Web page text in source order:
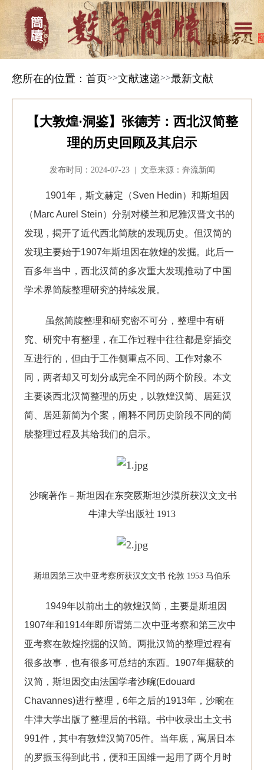
您所在的位置： 首页>>文献速递>>最新文献
【大敦煌·洞鉴】张德芳：西北汉简整
理的历史回顾及其启示
发布时间：2024-07-23 | 文章来源：奔流新闻
1901年，斯文赫定（Sven Hedin）和斯坦因
（Marc Aurel Stein）分别对楼兰和尼雅汉晋文书的
发现，揭开了近代西北简牍的发现历史。但汉简的
发现主要始于1907年斯坦因在敦煌的发掘。此后一
百多年当中，西北汉简的多次重大发现推动了中国
学术界简牍整理研究的持续发展。
虽然简牍整理和研究密不可分，整理中有研
究、研究中有整理，在工作过程中往往都是穿插交
互进行的，但由于工作侧重点不同、工作对象不
同，两者却又可划分成完全不同的两个阶段。本文
主要谈西北汉简整理的历史，以敦煌汉简、居延汉
简、居延新简为个案，阐释不同历史阶段不同的简
牍整理过程及其给我们的启示。
沙畹著作－斯坦因在东突厥斯坦沙漠所获汉文文书
牛津大学出版社 1913
斯坦因第三次中亚考察所获汉文文书 伦敦 1953 马伯乐
1949年以前出土的敦煌汉简，主要是斯坦因
1907年和1914年即所谓第二次中亚考察和第三次中
亚考察在敦煌挖掘的汉简。两批汉简的整理过程有
很多故事，也有很多可总结的东西。1907年掘获的
汉简，斯坦因交由法国学者沙畹(Edouard
Chavannes)进行整理，6年之后的1913年，沙畹在
牛津大学出版了整理后的书籍。书中收录出土文书
991件，其中有敦煌汉简705件。当年底，寓居日本
的罗振玉得到此书，便和王国维一起用了两个月时